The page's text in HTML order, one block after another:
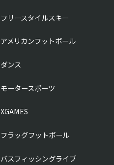
フリースタイルスキー
アメリカンフットボール
ダンス
モータースポーツ
XGAMES
フラッグフットボール
バスフィッシングライブ